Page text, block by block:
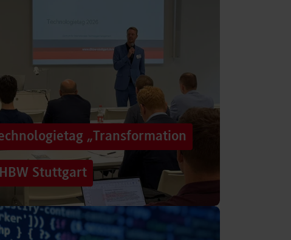
„Transformation
Stuttgart
in einer Zeit, in der sich Technologien, Märkte
immer schneller verändern?